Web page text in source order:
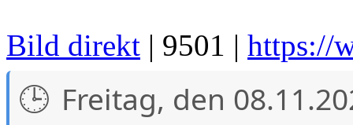
Bild direkt | 9501 | https://
Freitag, den